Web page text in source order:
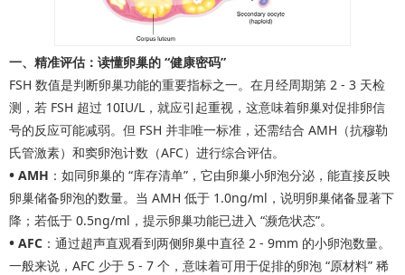
一、精准评估：读懂卵巢的 “健康密码”
FSH 数值是判断卵巢功能的重要指标之一。在月经周期第 2 - 3 天检
测，若 FSH 超过 10IU/L，就应引起重视，这意味着卵巢对促排卵信
号的反应可能减弱。但 FSH 并非唯一标准，还需结合 AMH（抗穆勒
氏管激素）和窦卵泡计数（AFC）进行综合评估。
• AMH ：如同卵巢的 “库存清单”，它由卵巢小卵泡分泌，能直接反映
卵巢储备卵泡的数量。当 AMH 低于 1.0ng/ml，说明卵巢储备显著下
降；若低于 0.5ng/ml，提示卵巢功能已进入 “濒危状态”。
• AFC ：通过超声直观看到两侧卵巢中直径 2 - 9mm 的小卵泡数量。
一般来说，AFC 少于 5 - 7 个，意味着可用于促排的卵泡 “原材料” 稀